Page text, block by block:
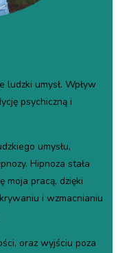
umysł. Wpływ
psychiczną i
umysłu,
Hipnoza stała
moja pracą, dzięki
i wzmacnianiu
oraz wyjściu poza